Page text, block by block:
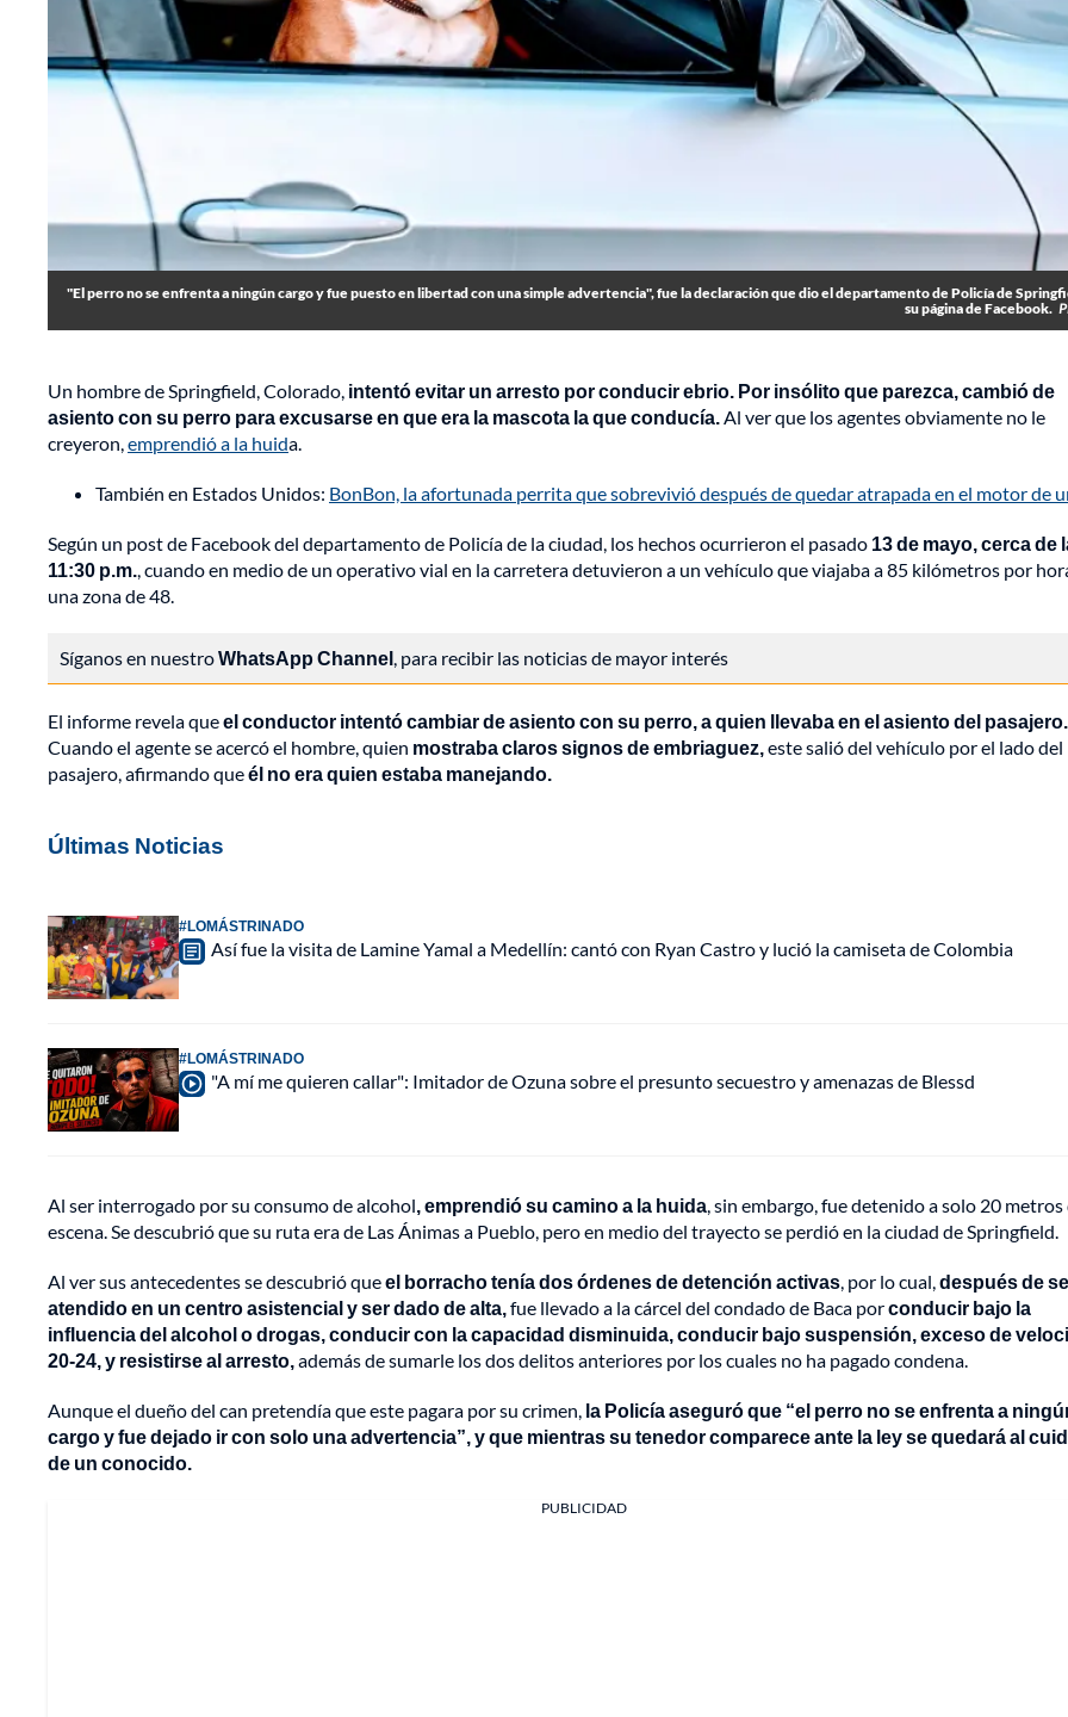
"El perro no se enfrenta a ningún cargo y fue puesto en libertad con una simple advertencia", fue la declaración que dio el departamento de Policía de
su página de Facebook.
Un hombre de Springfield, Colorado, intentó evitar un arresto por conducir ebrio. Por insólito que parezca, cambió de
asiento con su perro para excusarse en que era la mascota la que conducía.Al ver que los agentes obviamente no le
creyeron,emprendió a la huida.
También en Estados Unidos: BonBon, la afortunada perrita que sobrevivió después de quedar atrapada en el motor de
Según un post de Facebook del departamento de Policía de la ciudad, los hechos ocurrieron el pasado 13 de mayo, cerca de
11:30 p.m., cuando en medio de un operativo vial en la carretera detuvieron a un vehículo que viajaba a 85 kilómetros por
una zona de 48.
Síganos en nuestroWhatsApp Channel, para recibir las noticias de mayor interés
El informe revela queel conductor intentó cambiar de asiento con su perro, a quien llevaba en el asiento del pasajero.
Cuando el agente se acercó el hombre, quien mostraba claros signos de embriaguez,este salió del vehículo por el lado del
pasajero, afirmando queél no era quien estaba manejando.
Últimas Noticias
#LOMÁSTRINADO
Así fue la visita de Lamine Yamal a Medellín: cantó con Ryan Castro y lució la camiseta de Colombia
#LOMÁSTRINADO
"A mí me quieren callar": Imitador de Ozuna sobre el presunto secuestro y amenazas de Blessd
Al ser interrogado por su consumo de alcohol, emprendió su camino a la huida, sin embargo, fue detenido a solo 20 metros
escena. Se descubrió que su ruta era de Las Ánimas a Pueblo, pero en medio del trayecto se perdió en la ciudad de Springfield.
Al ver sus antecedentes se descubrió queel borracho tenía dos órdenes de detención activas, por lo cual,después de
atendido en un centro asistencial y ser dado de alta,fue llevado a la cárcel del condado de Baca porconducir bajo la
influencia del alcohol o drogas, conducir con la capacidad disminuida, conducir bajo suspensión, exceso de
20-24, y resistirse al arresto,además de sumarle los dos delitos anteriores por los cuales no ha pagado condena.
Aunque el dueño del can pretendía que este pagara por su crimen, la Policía aseguró que “el perro no se enfrenta a
cargo y fue dejado ir con solo una advertencia”, y que mientras su tenedor comparece ante la ley se quedará al
de un conocido.
PUBLICIDAD